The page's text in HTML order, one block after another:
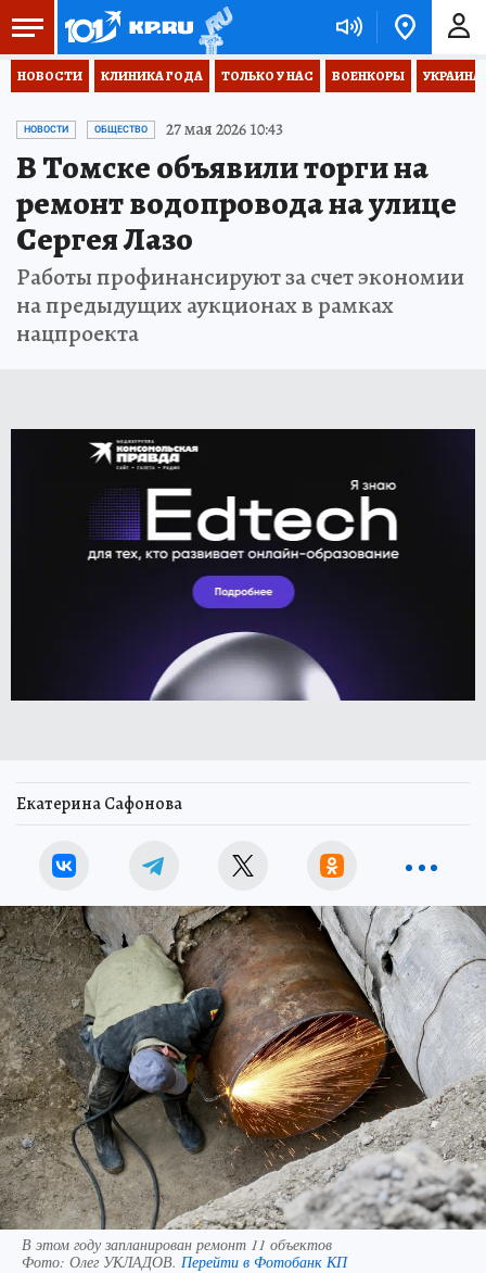
НОВОСТИ КЛИНИКА ГОДА ТОЛЬКО У НАС ВОЕНКОРЫ
НОВОСТИ ОБЩЕСТВО 27 мая 2026 10:43
В Томске объявили торги на
ремонт водопровода на улице
Сергея Лазо
Работы профинансируют за счет экономии
на предыдущих аукционах в рамках
нацпроекта
Екатерина Сафонова
В этом году запланирован ремонт 11 объектов
Фото: Олег УКЛАДОВ. Перейти в Фотобанк КП